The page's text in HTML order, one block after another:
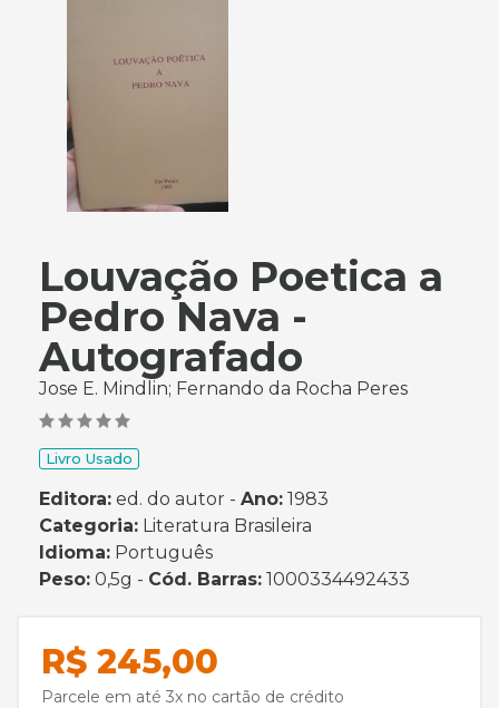
Louvação Poetica a
Pedro Nava -
Autografado
Jose E. Mindlin; Fernando da Rocha Peres
Livro Usado
Editora: ed. do autor - Ano: 1983
Categoria: Literatura Brasileira
Idioma: Português
Peso: 0,5g - Cód. Barras: 1000334492433
R$ 245,00
Parcele em até 3x no cartão de crédito